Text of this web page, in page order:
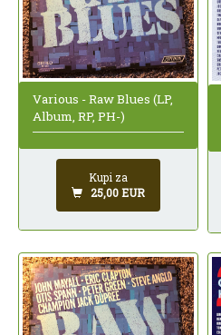
Various - Raw Blues (LP,
Album, RP, PH-)
Kupi za
25,00 EUR